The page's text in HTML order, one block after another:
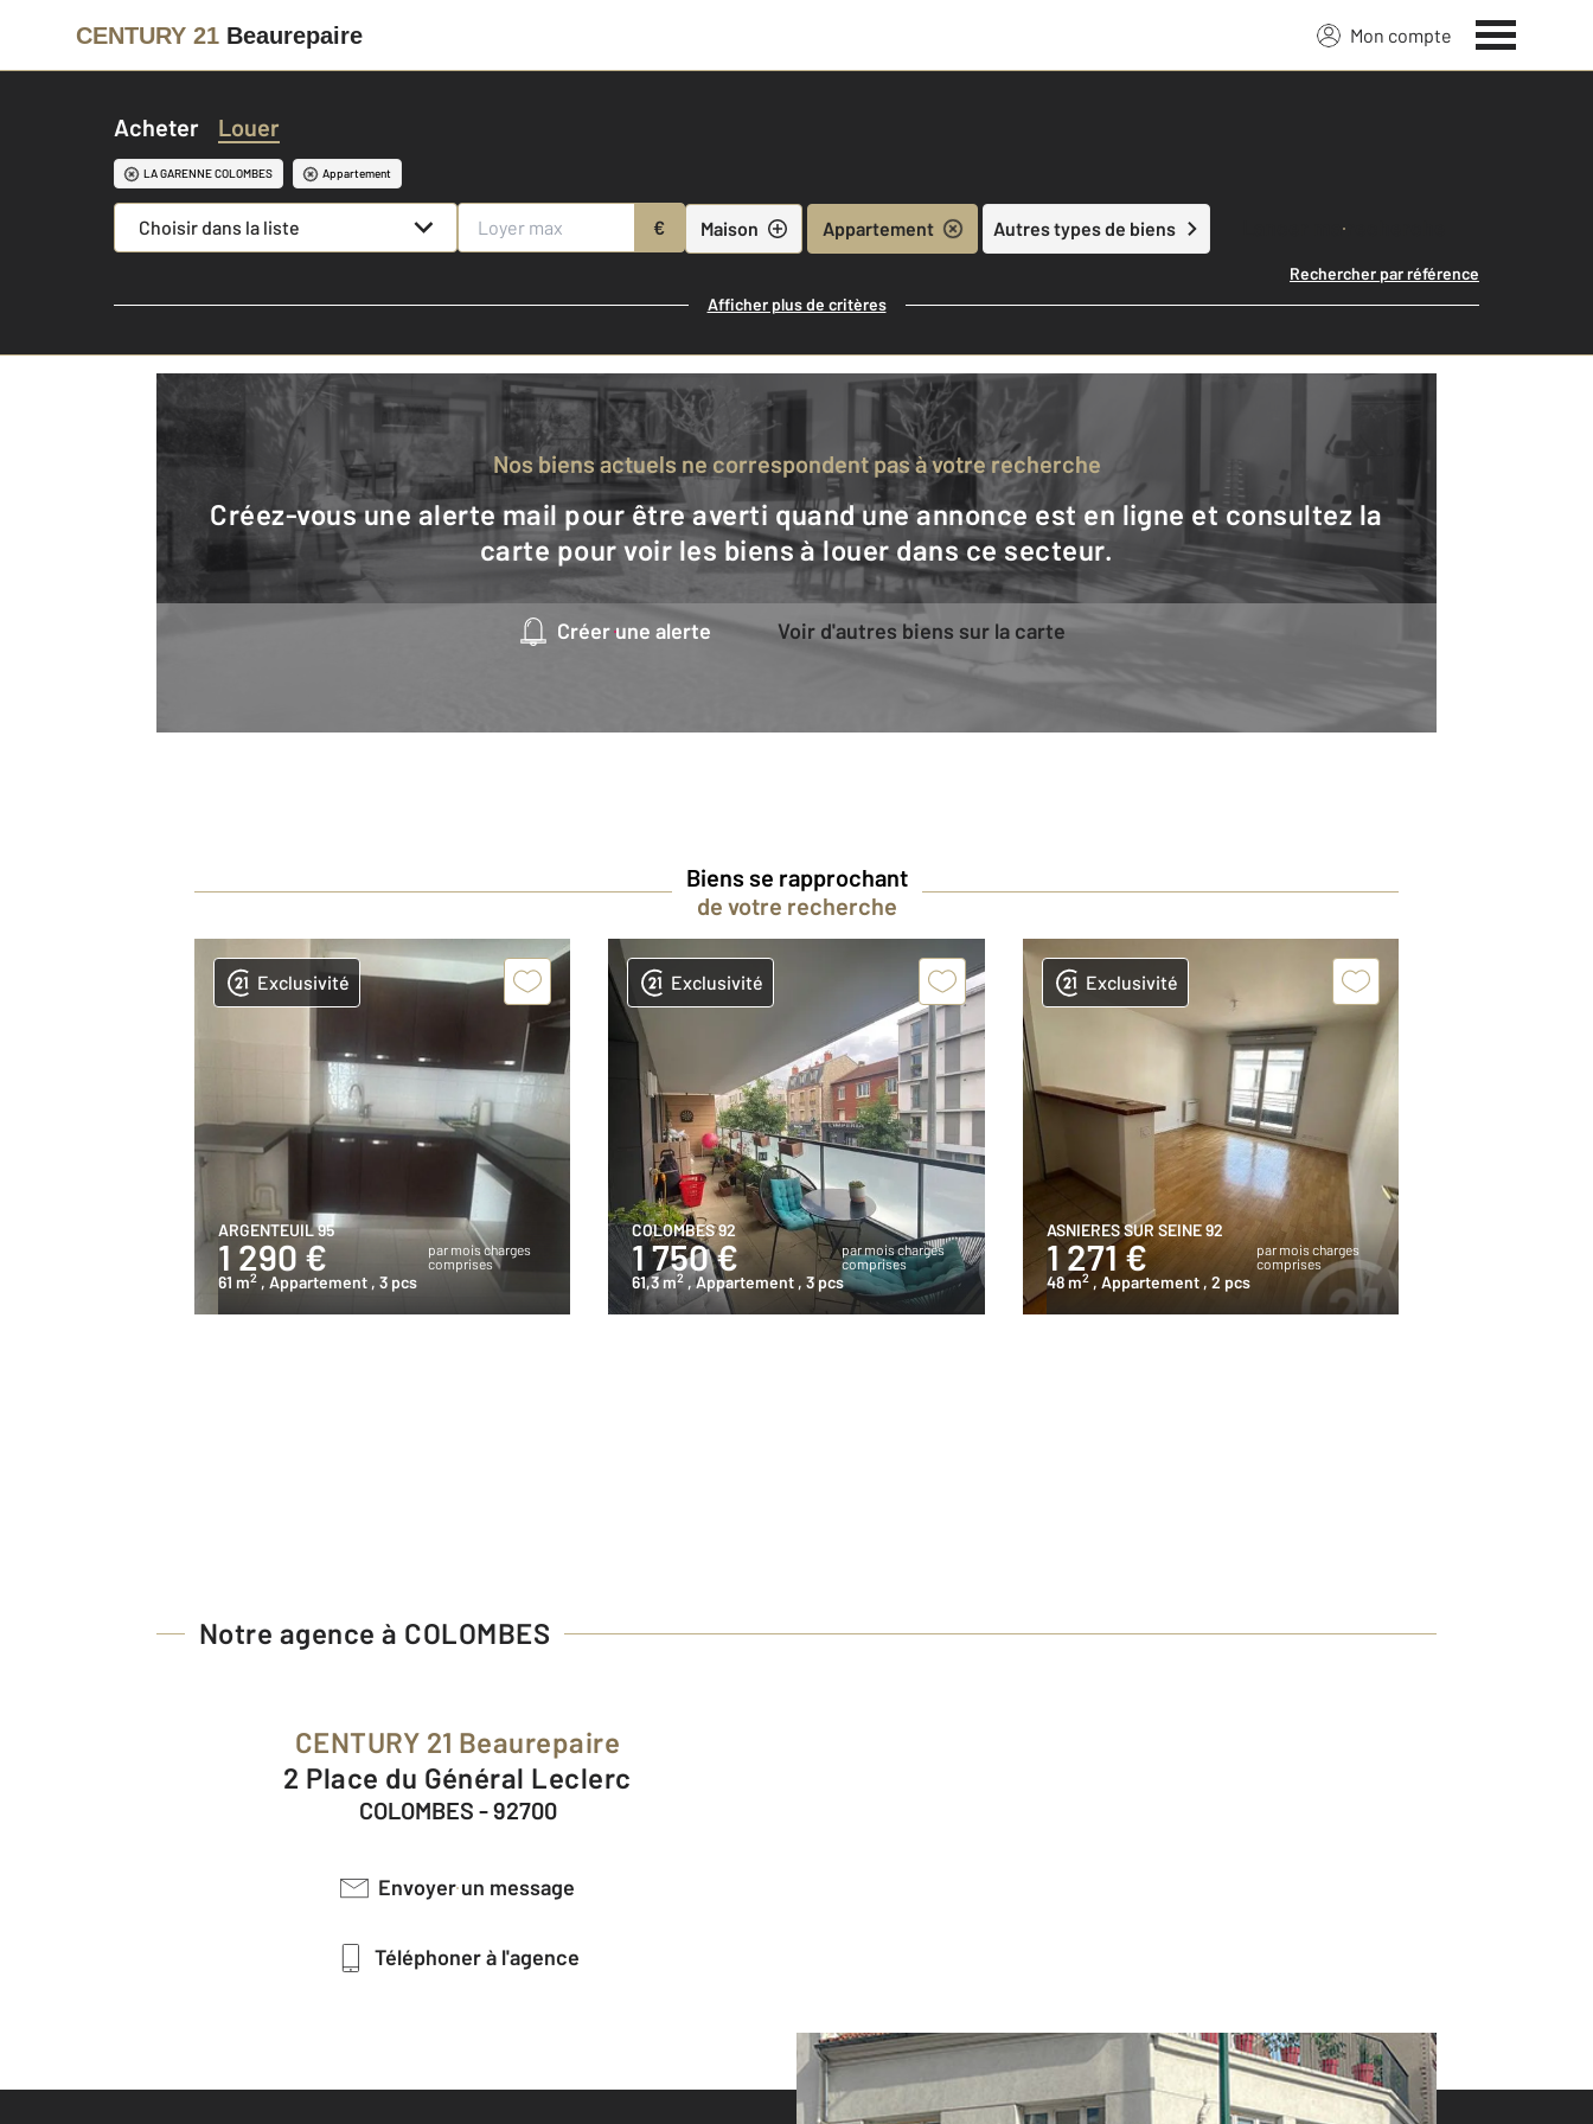
CENTURY 21 Beaurepaire Mon compte
Acheter Louer
LA GARENNE COLOMBES Appartement
Choisir dans la liste € Maison Appartement Autres types de biens Lancer ma recherche
Rechercher par référence
Afficher plus de critères
Nos biens actuels ne correspondent pas à votre recherche
Créez-vous une alerte mail pour être averti quand une annonce est en ligne et consultez la
carte pour voir les biens à louer dans ce secteur.
Créer une alerte Voir d'autres biens sur la carte
Biens se rapprochant
de votre recherche
Exclusivité
ARGENTEUIL 95
1 290 €
par mois charges
comprises
61 m2 , Appartement , 3 pcs
Exclusivité
COLOMBES 92
1 750 €
par mois charges
comprises
61,3 m2 , Appartement , 3 pcs
Exclusivité
ASNIERES SUR SEINE 92
1 271 €
par mois charges
comprises
48 m2 , Appartement , 2 pcs
Notre agence à COLOMBES
CENTURY 21 Beaurepaire
2 Place du Général Leclerc
COLOMBES - 92700
Envoyer un message
Téléphoner à l'agence